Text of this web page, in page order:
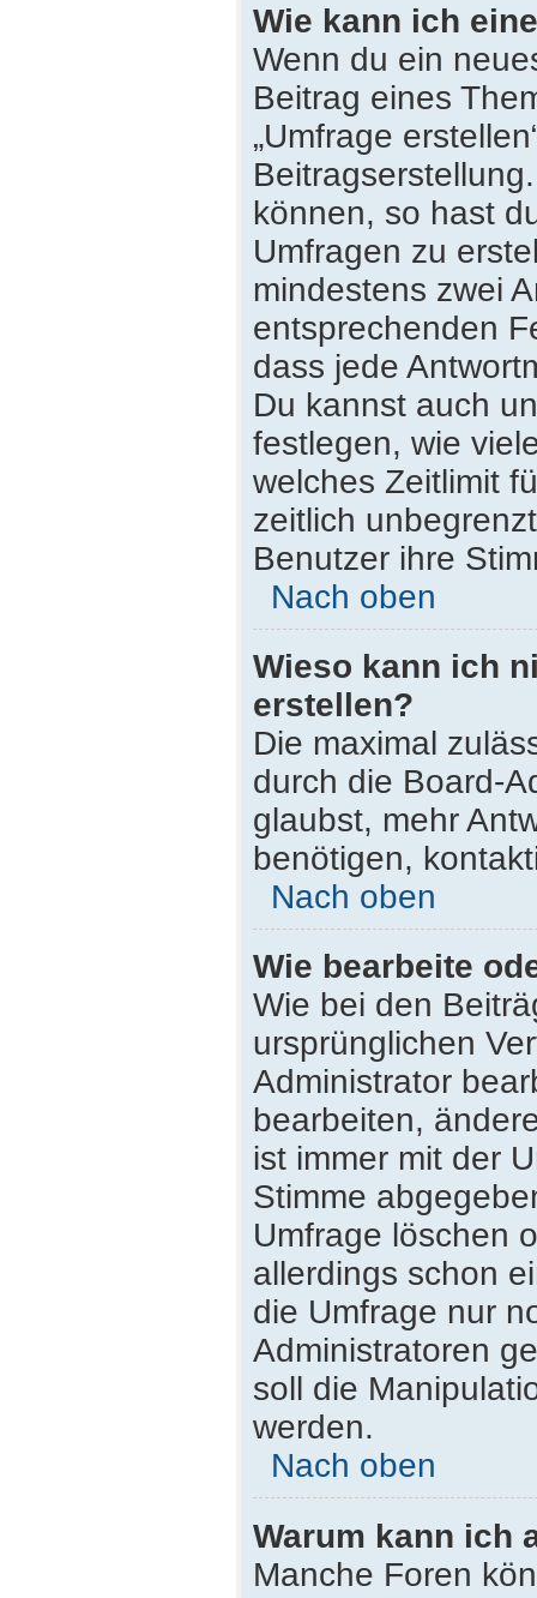
Wie kann ich
Wenn du ein
Beitrag eines
„Umfrage
können, so hast
Umfragen zu
mindestens zwei
entsprechenden
dass jede
Du kannst auch
festlegen, wie
welches Zeitlimit
zeitlich
Benutzer ihre
Nach oben
Wieso kann ich
erstellen?
Die maximal
durch die Board-
glaubst, mehr
benötigen,
Nach oben
Wie bearbeite
Wie bei den
ursprünglichen
Administrator
bearbeiten,
ist immer mit der
Stimme
Umfrage löschen
allerdings schon
die Umfrage nur
Administratoren
soll die
werden.
Nach oben
Warum kann ich
Manche Foren